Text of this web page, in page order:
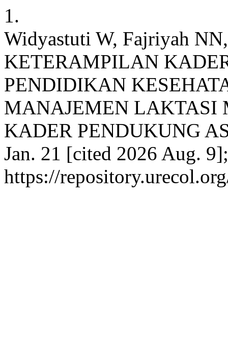
1.
Widyastuti W, Fajriyah
KETERAMPILAN
PENDIDIKAN
MANAJEMEN LAKTASI
KADER PENDUKUNG
Jan. 21 [cited 2026 Aug.
https://